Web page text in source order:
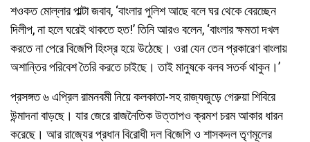
শওকত মোল্লার পাল্টা জবাব, ‘বাংলার পুলিশ আছে বলে ঘর থেকে বেরচ্ছেন
দিলীপ, না হলে ঘরেই থাকতে হত!’ তিনি আরও বলেন, ‘বাংলার ক্ষমতা দখল
করতে না পেরে বিজেপি হিংস্র হয়ে উঠেছে। ওরা যেন তেন প্রকারেণ বাংলায়
অশান্তির পরিবেশ তৈরি করতে চাইছে। তাই মানুষকে বলব সতর্ক থাকুন।’
প্রসঙ্গত ৬ এপ্রিল রামনবমী নিয়ে কলকাতা-সহ রাজ্যজুড়ে গেরুয়া শিবিরে
উন্মাদনা বাড়ছে। যার জেরে রাজনৈতিক উত্তাপও ক্রমশ চরম আকার ধারন
করেছে। আর রাজ্যের প্রধান বিরোধী দল বিজেপি ও শাসকদল তৃণমূলের